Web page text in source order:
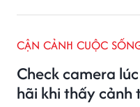
Check camera
hãi khi thấy
CẬN CẢNH CUỘC